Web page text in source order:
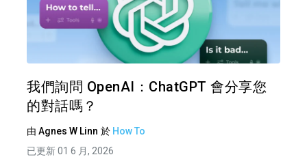
我們詢問 OpenAI：ChatGPT 會分享您
的對話嗎？
由 Agnes W Linn 於 How To
已更新 01 6 月, 2026